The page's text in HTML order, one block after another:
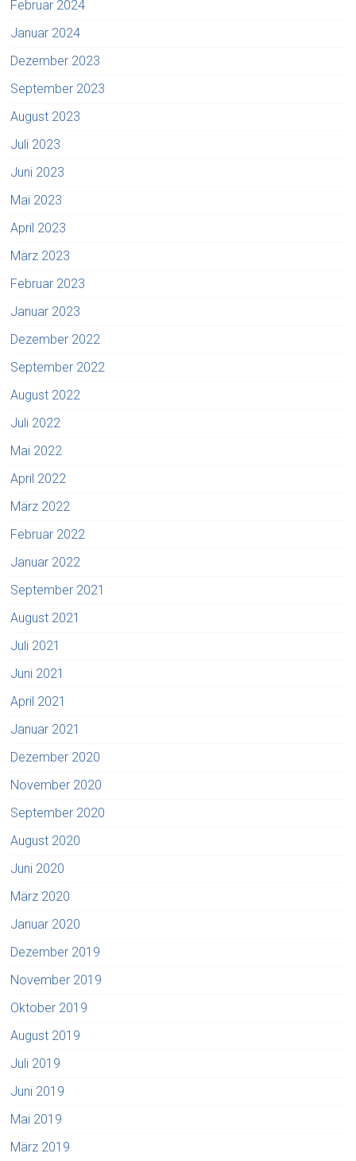
Februar 2024
Januar 2024
Dezember 2023
September 2023
August 2023
Juli 2023
Juni 2023
Mai 2023
April 2023
März 2023
Februar 2023
Januar 2023
Dezember 2022
September 2022
August 2022
Juli 2022
Mai 2022
April 2022
März 2022
Februar 2022
Januar 2022
September 2021
August 2021
Juli 2021
Juni 2021
April 2021
Januar 2021
Dezember 2020
November 2020
September 2020
August 2020
Juni 2020
März 2020
Januar 2020
Dezember 2019
November 2019
Oktober 2019
August 2019
Juli 2019
Juni 2019
Mai 2019
März 2019